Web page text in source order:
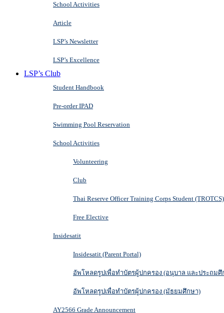
School Activities
Article
LSP’s Newsletter
LSP’s Excellence
LSP’s Club
Student Handbook
Pre-order IPAD
Swimming Pool Reservation
School Activities
Volunteering
Club
Thai Reserve Officer Training Corps Student (TROTCS)
Free Elective
Insidesatit
Insidesatit (Parent Portal)
อัพโหลดรูปเพื่อทำบัตรผู้ปกครอง (อนุบาล และประถมศึ
อัพโหลดรูปเพื่อทำบัตรผู้ปกครอง (มัธยมศึกษา)
AY2566 Grade Announcement